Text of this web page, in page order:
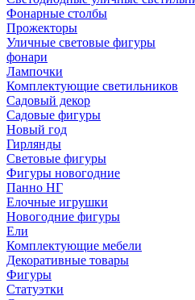
Фонарные столбы
Прожекторы
Уличные световые фигуры
фонари
Лампочки
Комплектующие светильников
Садовый декор
Садовые фигуры
Новый год
Гирлянды
Световые фигуры
Фигуры новогодние
Панно НГ
Елочные игрушки
Новогодние фигуры
Ели
Комплектующие мебели
Декоративные товары
Фигуры
Статуэтки